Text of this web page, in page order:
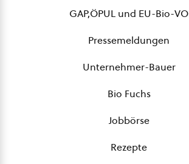
GAP,ÖPUL und EU-Bio-VO
Pressemeldungen
Unternehmer-Bauer
Bio Fuchs
Jobbörse
Rezepte